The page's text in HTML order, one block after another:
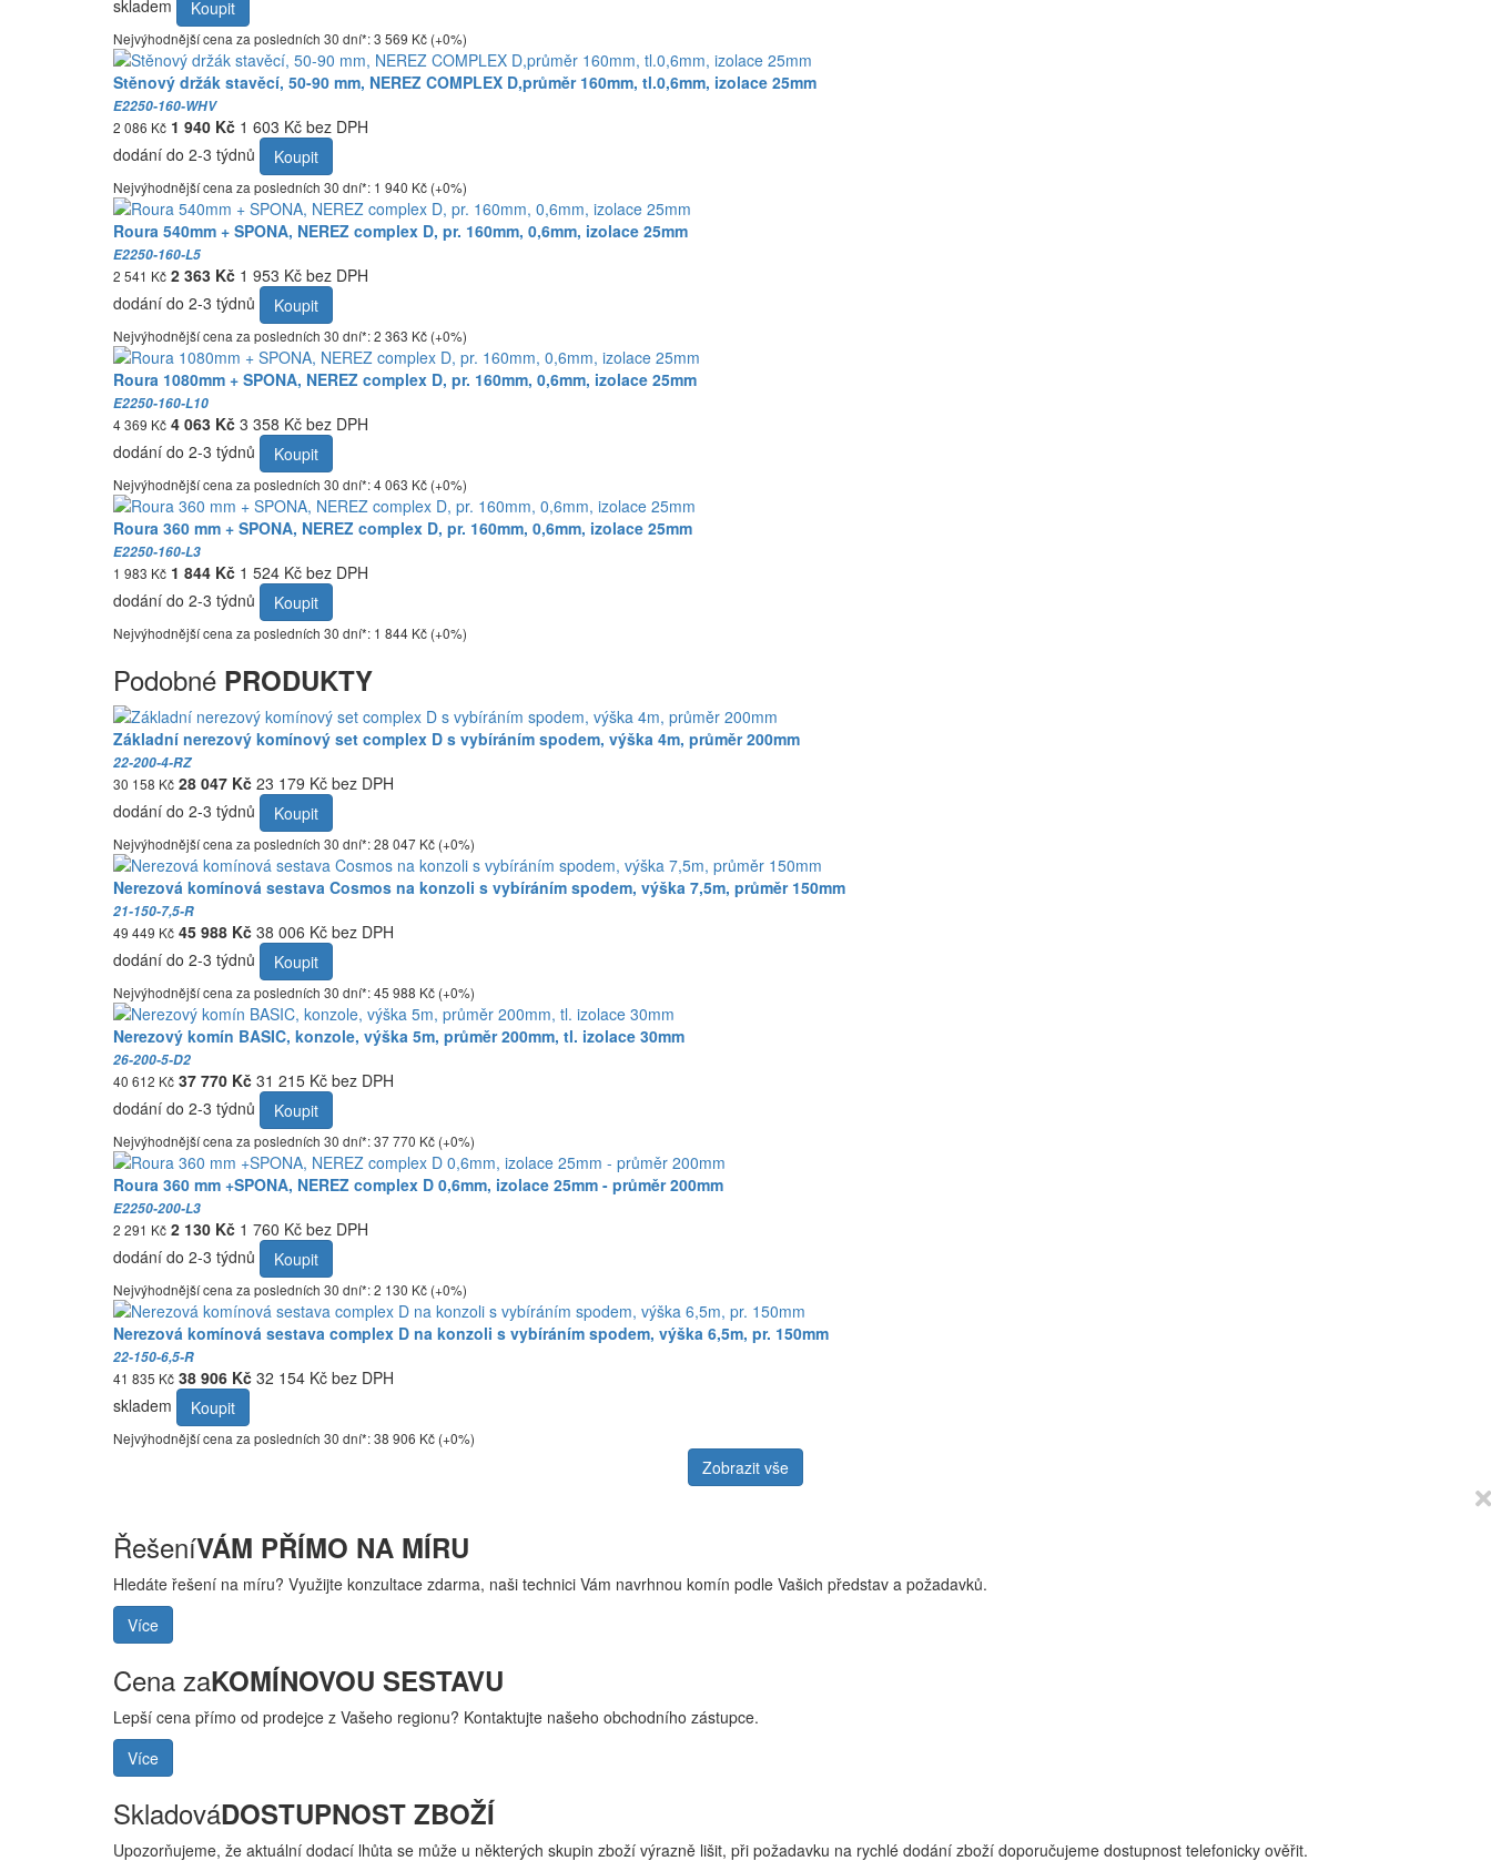
skladem
Koupit
Nejvýhodnější cena za posledních 30 dní*: 3 569 Kč (+0%)
Stěnový držák stavěcí, 50-90 mm, NEREZ COMPLEX D,průměr 160mm, tl.0,6mm, izolace 25mm
E2250-160-WHV
2 086 Kč 1 940 Kč 1 603 Kč bez DPH
dodání do 2-3 týdnů
Koupit
Nejvýhodnější cena za posledních 30 dní*: 1 940 Kč (+0%)
Roura 540mm + SPONA, NEREZ complex D, pr. 160mm, 0,6mm, izolace 25mm
E2250-160-L5
2 541 Kč 2 363 Kč 1 953 Kč bez DPH
dodání do 2-3 týdnů
Koupit
Nejvýhodnější cena za posledních 30 dní*: 2 363 Kč (+0%)
Roura 1080mm + SPONA, NEREZ complex D, pr. 160mm, 0,6mm, izolace 25mm
E2250-160-L10
4 369 Kč 4 063 Kč 3 358 Kč bez DPH
dodání do 2-3 týdnů
Koupit
Nejvýhodnější cena za posledních 30 dní*: 4 063 Kč (+0%)
Roura 360 mm + SPONA, NEREZ complex D, pr. 160mm, 0,6mm, izolace 25mm
E2250-160-L3
1 983 Kč 1 844 Kč 1 524 Kč bez DPH
dodání do 2-3 týdnů
Koupit
Nejvýhodnější cena za posledních 30 dní*: 1 844 Kč (+0%)
Podobné PRODUKTY
Základní nerezový komínový set complex D s vybíráním spodem, výška 4m, průměr 200mm
22-200-4-RZ
30 158 Kč 28 047 Kč 23 179 Kč bez DPH
dodání do 2-3 týdnů
Koupit
Nejvýhodnější cena za posledních 30 dní*: 28 047 Kč (+0%)
Nerezová komínová sestava Cosmos na konzoli s vybíráním spodem, výška 7,5m, průměr 150mm
21-150-7,5-R
49 449 Kč 45 988 Kč 38 006 Kč bez DPH
dodání do 2-3 týdnů
Koupit
Nejvýhodnější cena za posledních 30 dní*: 45 988 Kč (+0%)
Nerezový komín BASIC, konzole, výška 5m, průměr 200mm, tl. izolace 30mm
26-200-5-D2
40 612 Kč 37 770 Kč 31 215 Kč bez DPH
dodání do 2-3 týdnů
Koupit
Nejvýhodnější cena za posledních 30 dní*: 37 770 Kč (+0%)
Roura 360 mm +SPONA, NEREZ complex D 0,6mm, izolace 25mm - průměr 200mm
E2250-200-L3
2 291 Kč 2 130 Kč 1 760 Kč bez DPH
dodání do 2-3 týdnů
Koupit
Nejvýhodnější cena za posledních 30 dní*: 2 130 Kč (+0%)
Nerezová komínová sestava complex D na konzoli s vybíráním spodem, výška 6,5m, pr. 150mm
22-150-6,5-R
41 835 Kč 38 906 Kč 32 154 Kč bez DPH
skladem
Koupit
Nejvýhodnější cena za posledních 30 dní*: 38 906 Kč (+0%)
Zobrazit vše
ŘešeníVÁM PŘÍMO NA MÍRU
Hledáte řešení na míru? Využijte konzultace zdarma, naši technici Vám navrhnou komín podle Vašich představ a požadavků.
Více
Cena zaKOMÍNOVOU SESTAVU
Lepší cena přímo od prodejce z Vašeho regionu? Kontaktujte našeho obchodního zástupce.
Více
SkladováDOSTUPNOST ZBOŽÍ
Upozorňujeme, že aktuální dodací lhůta se může u některých skupin zboží výrazně lišit, při požadavku na rychlé dodání zboží doporučujeme dostupnost telefonicky ověřit.